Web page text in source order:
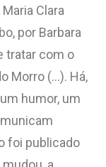
Clara
por Barbara
tratar com o
Morro (…). Há,
humor, um
foi publicado